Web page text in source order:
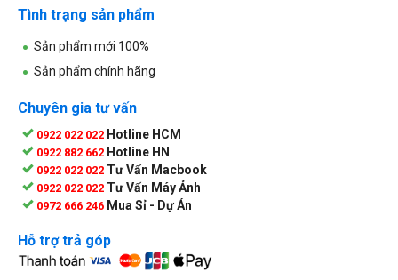
Tình trạng sản phẩm
Sản phẩm mới 100%
Sản phẩm chính hãng
Chuyên gia tư vấn
0922 022 022 Hotline HCM
0922 882 662 Hotline HN
0922 022 022 Tư Vấn Macbook
0922 022 022 Tư Vấn Máy Ảnh
0972 666 246 Mua Sỉ - Dự Án
Hỗ trợ trả góp